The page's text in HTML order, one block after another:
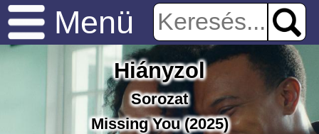
Menü
Hiányzol
Sorozat
Missing You(2025)